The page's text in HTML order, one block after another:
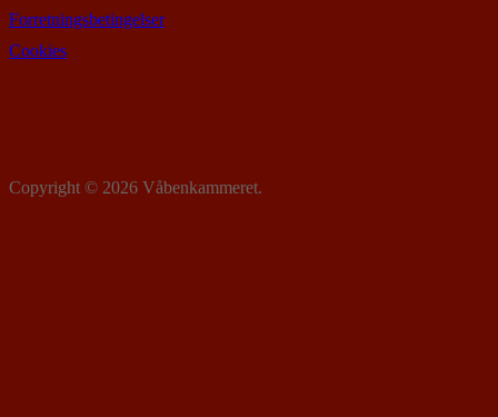
Forretningsbetingelser
Cookies
Copyright © 2026 Våbenkammeret.